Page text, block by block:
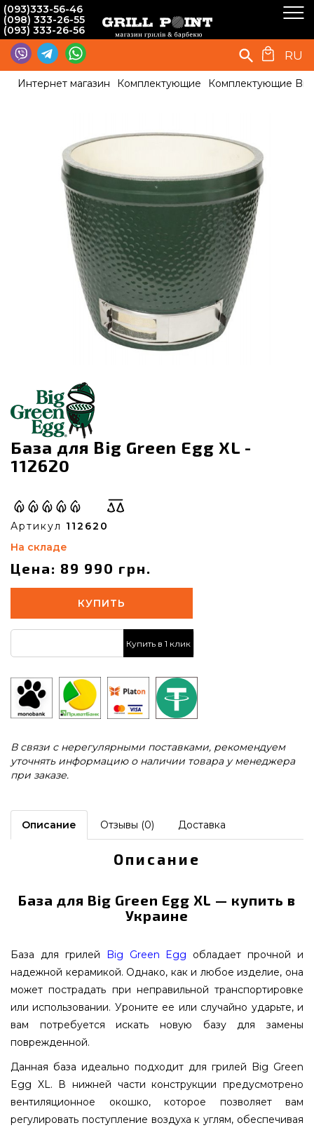
(093)333-56-46
(098) 333-26-55
(093) 333-26-56
RU
Интернет магазин Комплектующие Комплектующие Big
База для Big Green Egg XL -
112620
Артикул 112620
На складе
Цена: 89 990 грн.
КУПИТЬ
Купить в 1 клик
В связи с нерегулярными поставками, рекомендуем
уточнять информацию о наличии товара у менеджера
при заказе.
Описание Отзывы (0) Доставка
Описание
База для Big Green Egg XL — купить в
Украине
База для грилей Big Green Egg обладает прочной и
надежной керамикой. Однако, как и любое изделие, она
может пострадать при неправильной транспортировке
или использовании. Уроните ее или случайно ударьте, и
вам потребуется искать новую базу для замены
поврежденной.
Данная база идеально подходит для грилей Big Green
Egg XL. В нижней части конструкции предусмотрено
вентиляционное окошко, которое позволяет вам
регулировать поступление воздуха к углям, обеспечивая